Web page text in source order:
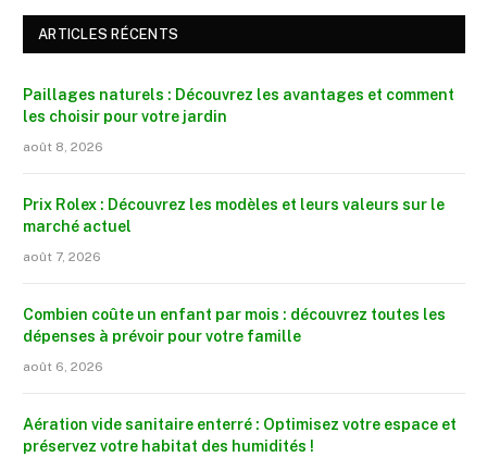
ARTICLES RÉCENTS
Paillages naturels : Découvrez les avantages et comment
les choisir pour votre jardin
août 8, 2026
Prix Rolex : Découvrez les modèles et leurs valeurs sur le
marché actuel
août 7, 2026
Combien coûte un enfant par mois : découvrez toutes les
dépenses à prévoir pour votre famille
août 6, 2026
Aération vide sanitaire enterré : Optimisez votre espace et
préservez votre habitat des humidités !